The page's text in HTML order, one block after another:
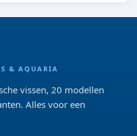
& AQUARIA
vissen, 20 modellen
Alles voor een